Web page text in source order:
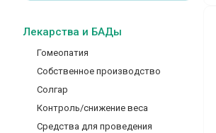
Лекарства и БАДы
Гомеопатия
Собственное производство
Солгар
Контроль/снижение веса
Средства для проведения